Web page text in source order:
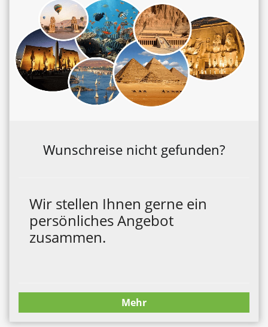
Wunschreise nicht gefunden?
Wir stellen Ihnen gerne ein
persönliches Angebot
zusammen.
Mehr